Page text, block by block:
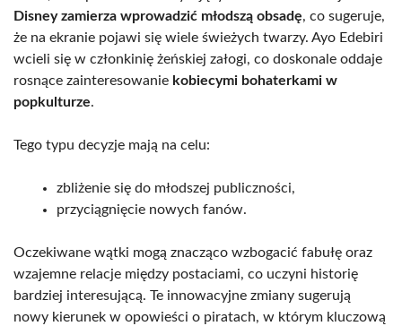
Disney zamierza wprowadzić młodszą obsadę, co sugeruje,
że na ekranie pojawi się wiele świeżych twarzy. Ayo Edebiri
wcieli się w członkinię żeńskiej załogi, co doskonale oddaje
rosnące zainteresowanie kobiecymi bohaterkami w
popkulturze.
Tego typu decyzje mają na celu:
zbliżenie się do młodszej publiczności,
przyciągnięcie nowych fanów.
Oczekiwane wątki mogą znacząco wzbogacić fabułę oraz
wzajemne relacje między postaciami, co uczyni historię
bardziej interesującą. Te innowacyjne zmiany sugerują
nowy kierunek w opowieści o piratach, w którym kluczową